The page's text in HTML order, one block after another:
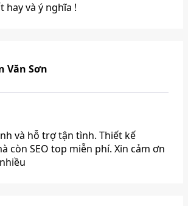
hay và ý nghĩa !
Văn Sơn
và hỗ trợ tận tình. Thiết kế
còn SEO top miễn phí. Xin cảm ơn